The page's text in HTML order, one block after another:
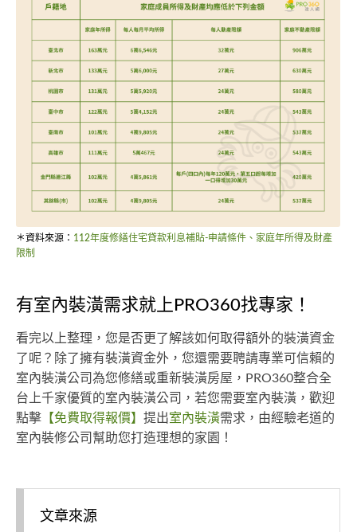
＊資料來源： 112年度修繕住宅貸款利息補貼-申請條件、家庭年所得及財產
限制
有室內裝潢需求就上PRO360找專家！
看完以上整理，您是否更了解該如何取得額外的裝潢資金
了呢？除了擁有裝潢資金外，您還需要聘請專業可信賴的
室內裝潢公司為您修繕或重新裝潢房屋，PRO360整合全
台上千家優質的室內裝潢公司，若您需要室內裝潢，歡迎
點擊 【免費取得報價】 提出室內裝潢需求，由經驗老道的
室內裝修公司幫助您打造理想的家園！
文章來源